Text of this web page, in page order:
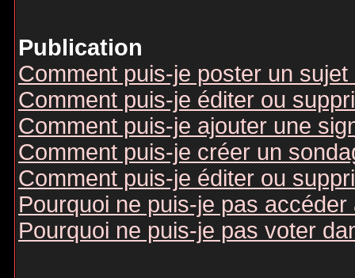
Publication
Comment puis-je poster un
Comment puis-je éditer ou
Comment puis-je ajouter une
Comment puis-je créer un
Comment puis-je éditer ou
Pourquoi ne puis-je pas accéder
Pourquoi ne puis-je pas voter